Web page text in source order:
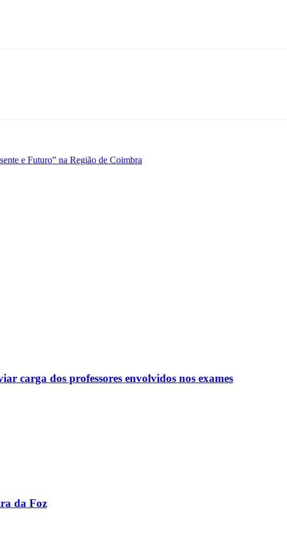
e Futuro” na Região de Coimbra
carga dos professores envolvidos nos exames
da Foz